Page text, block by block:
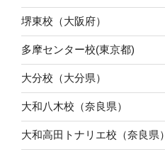
堺東校（大阪府）
多摩センター校(東京都)
大分校（大分県）
大和八木校（奈良県）
大和高田トナリエ校（奈良県）